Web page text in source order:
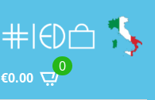
€0.00
0